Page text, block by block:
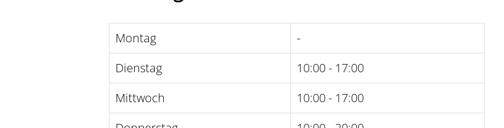
Montag
-
Dienstag
10:00 - 17:00
Mittwoch
10:00 - 17:00